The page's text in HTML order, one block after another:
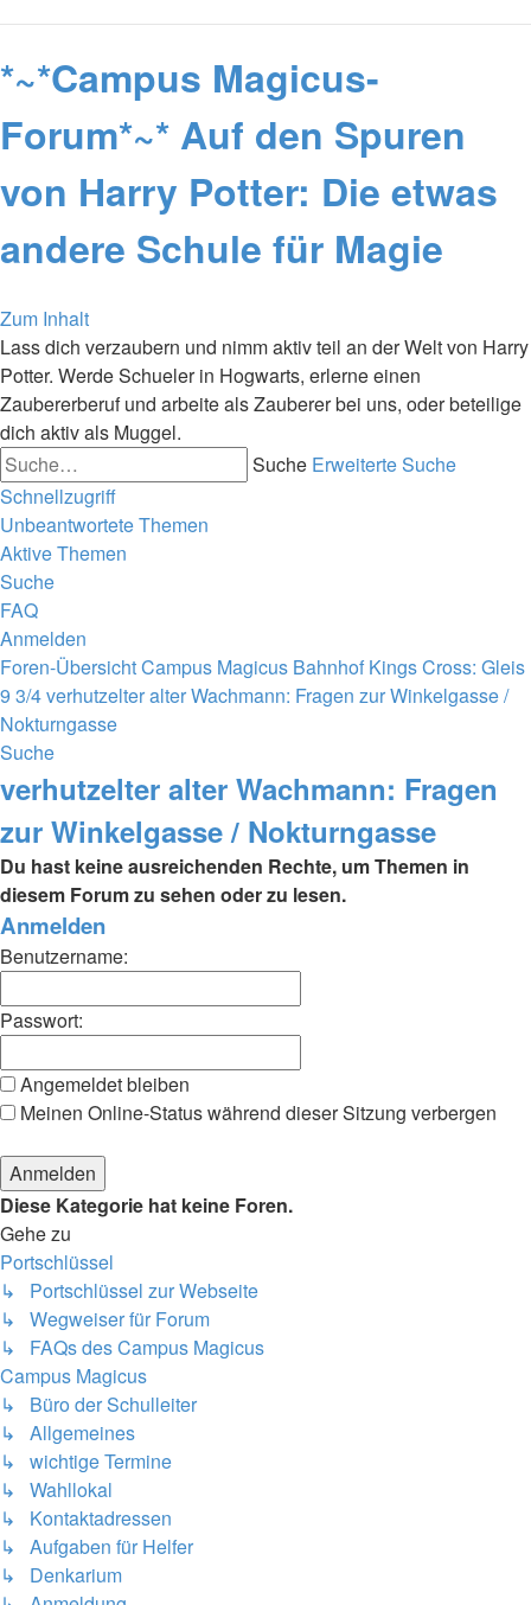
*~*Campus Magicus-
Forum*~* Auf den Spuren
von Harry Potter: Die etwas
andere Schule für Magie
Zum Inhalt
Lass dich verzaubern und nimm aktiv teil an der Welt von Harry
Potter. Werde Schueler in Hogwarts, erlerne einen
Zaubererberuf und arbeite als Zauberer bei uns, oder beteilige
dich aktiv als Muggel.
Suche Erweiterte Suche
Schnellzugriff
Unbeantwortete Themen
Aktive Themen
Suche
FAQ
Anmelden
Foren-ÜbersichtCampus Magicus Bahnhof Kings Cross: Gleis
9 3/4verhutzelter alter Wachmann: Fragen zur Winkelgasse /
Nokturngasse
Suche
verhutzelter alter Wachmann: Fragen
zur Winkelgasse / Nokturngasse
Du hast keine ausreichenden Rechte, um Themen in
diesem Forum zu sehen oder zu lesen.
Anmelden
Benutzername:
Passwort:
Angemeldet bleiben
Meinen Online-Status während dieser Sitzung verbergen
Diese Kategorie hat keine Foren.
Gehe zu
Portschlüssel
↳ Portschlüssel zur Webseite
↳ Wegweiser für Forum
↳ FAQs des Campus Magicus
Campus Magicus
↳ Büro der Schulleiter
↳ Allgemeines
↳ wichtige Termine
↳ Wahllokal
↳ Kontaktadressen
↳ Aufgaben für Helfer
↳ Denkarium